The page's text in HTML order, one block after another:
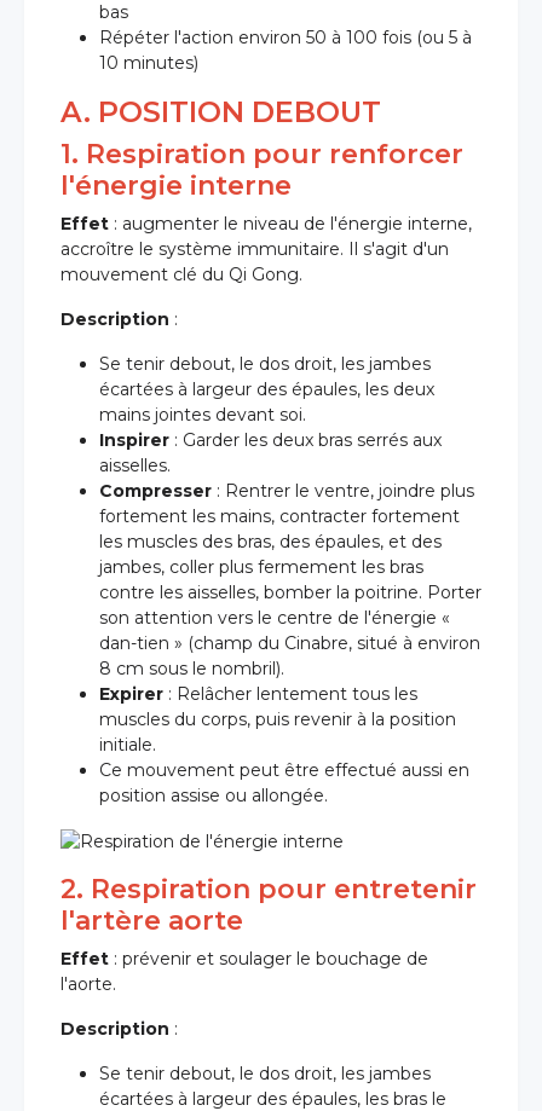
bas
Répéter l'action environ 50 à 100 fois (ou 5 à
10 minutes)
A. POSITION DEBOUT
1. Respiration pour renforcer
l'énergie interne
Effet : augmenter le niveau de l'énergie interne,
accroître le système immunitaire. Il s'agit d'un
mouvement clé du Qi Gong.
Description :
Se tenir debout, le dos droit, les jambes
écartées à largeur des épaules, les deux
mains jointes devant soi.
Inspirer : Garder les deux bras serrés aux
aisselles.
Compresser : Rentrer le ventre, joindre plus
fortement les mains, contracter fortement
les muscles des bras, des épaules, et des
jambes, coller plus fermement les bras
contre les aisselles, bomber la poitrine. Porter
son attention vers le centre de l'énergie «
dan-tien » (champ du Cinabre, situé à environ
8 cm sous le nombril).
Expirer : Relâcher lentement tous les
muscles du corps, puis revenir à la position
initiale.
Ce mouvement peut être effectué aussi en
position assise ou allongée.
2. Respiration pour entretenir
l'artère aorte
Effet : prévenir et soulager le bouchage de
l'aorte.
Description :
Se tenir debout, le dos droit, les jambes
écartées à largeur des épaules, les bras le